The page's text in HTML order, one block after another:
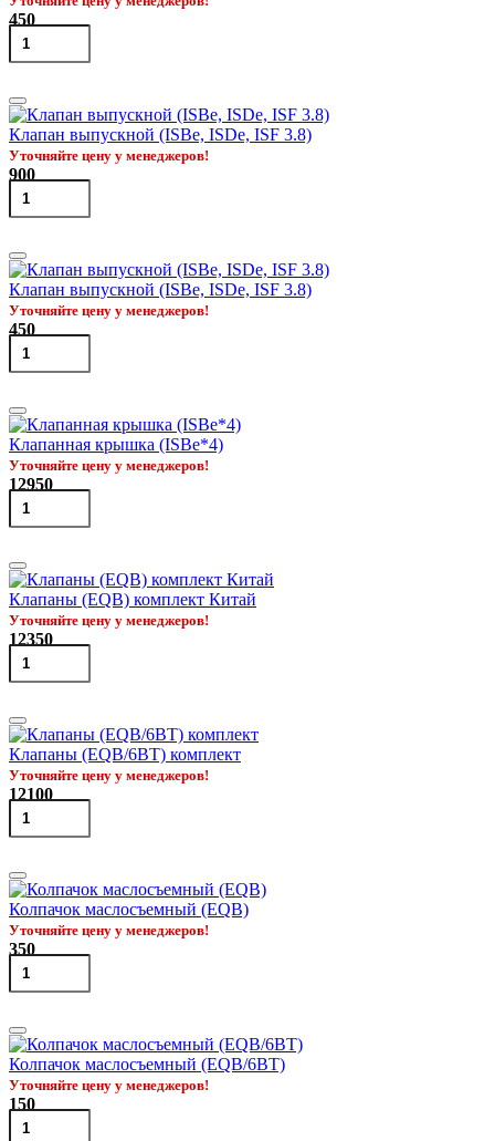
450
Клапан выпускной (ISBe, ISDe, ISF 3.8)
Уточняйте цену у менеджеров!
900
Клапан выпускной (ISBe, ISDe, ISF 3.8)
Уточняйте цену у менеджеров!
450
Клапанная крышка (ISBe*4)
Уточняйте цену у менеджеров!
12950
Клапаны (EQB) комплект Китай
Уточняйте цену у менеджеров!
12350
Клапаны (EQB/6BT) комплект
Уточняйте цену у менеджеров!
12100
Колпачок маслосъемный (EQB)
Уточняйте цену у менеджеров!
350
Колпачок маслосъемный (EQB/6BT)
Уточняйте цену у менеджеров!
150